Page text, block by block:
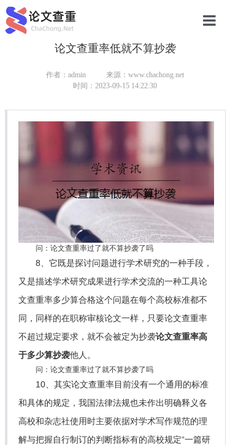
研究生论
论文查重率低就不算抄袭
作者：admin
来源：www.chachong.net
时间：2023-09-15 14:22:30
问：论文查重率过了就不算抄袭了吗
8、它既是探讨问题进行学术研究的一种手段，
又是描述学术研究成果进行学术交流的一种工具论
文查重率多少算合格这个问题在每个高校标准都不
同，同样的在职称审核论文一样，只要论文查重率
不超过规定要求，就不会被定为抄袭论文查重率高
于多少算抄袭他人。
问：论文查重率过了就不算抄袭了吗
10、其实论文查重率目前没有一个通用的标准
和具体的规定，我国法律法规也未作出明确释义各
高校和杂志社使用时主要依据对学术写作规范的理
解与把握自行制订的判断指标有的高校规定“一篇研